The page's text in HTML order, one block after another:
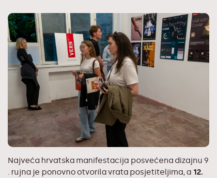
Najveća hrvatska manifestacija posvećena dizajnu 9
. rujna je ponovno otvorila vrata posjetiteljima, a 12.